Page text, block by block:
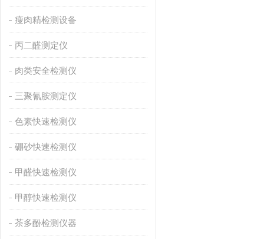
瘦肉精检测设备
丙二醛测定仪
肉类安全检测仪
三聚氰胺测定仪
色素快速检测仪
硼砂快速检测仪
甲醛快速检测仪
甲醇快速检测仪
茶多酚检测仪器